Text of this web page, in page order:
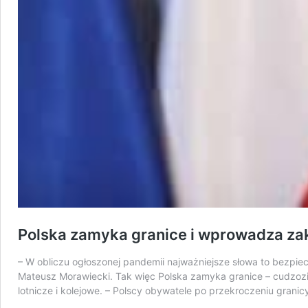
Polska zamyka granice i wprowadza
– W obliczu ogłoszonej pandemii najważniejsze słowa to
Mateusz Morawiecki. Tak więc Polska zamyka granice –
lotnicze i kolejowe. – Polscy obywatele po przekroczeniu